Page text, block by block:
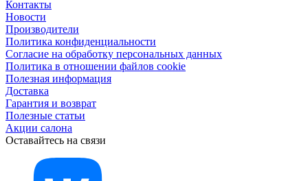
Контакты
Новости
Производители
Политика конфиденциальности
Согласие на обработку персональных данных
Политика в отношении файлов cookie
Полезная информация
Доставка
Гарантия и возврат
Полезные статьи
Акции салона
Оставайтесь на связи